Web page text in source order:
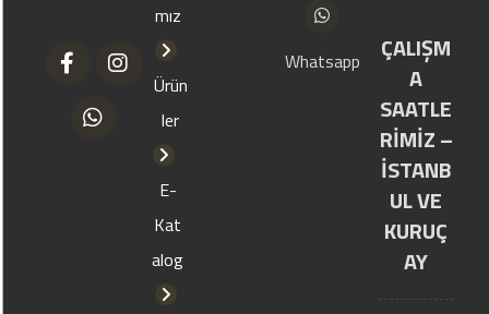
mız
Ürün
ler
E-
Kat
alog
Whatsapp
ÇALIŞM
A
SAATLE
RİMİZ –
İSTANB
UL VE
KURUÇ
AY